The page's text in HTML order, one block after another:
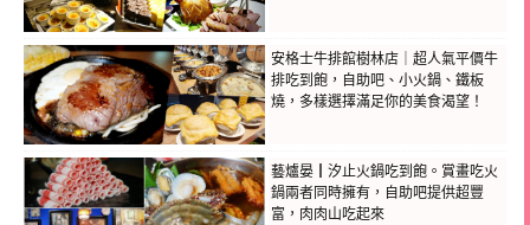
安格士牛排館樹林店｜超人氣平價牛
排吃到飽，自助吧、小火鍋、鐵板
燒，多樣選擇滿足你的美食渴望！
藝爐晏┃汐止火鍋吃到飽。賞畫吃火
鍋兩者同時擁有，自助吧提供超豐
富，肉肉山吃起來